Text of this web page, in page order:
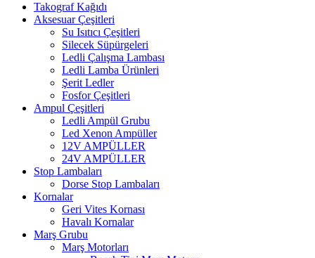
Takograf Kağıdı
Aksesuar Çeşitleri
Su Isıtıcı Çeşitleri
Silecek Süpürgeleri
Ledli Çalışma Lambası
Ledli Lamba Ürünleri
Şerit Ledler
Fosfor Çeşitleri
Ampul Çeşitleri
Ledli Ampül Grubu
Led Xenon Ampüller
12V AMPÜLLER
24V AMPÜLLER
Stop Lambaları
Dorse Stop Lambaları
Kornalar
Geri Vites Kornası
Havalı Kornalar
Marş Grubu
Marş Motorları